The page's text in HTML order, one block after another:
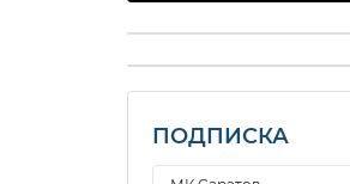
ПОДПИСКА